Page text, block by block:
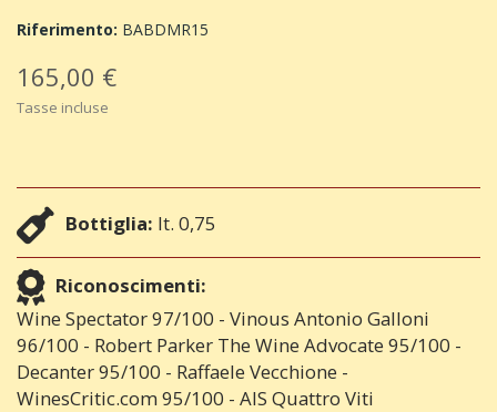
Riferimento: BABDMR15
165,00 €
Tasse incluse
Bottiglia: lt. 0,75
Riconoscimenti:
Wine Spectator 97/100 - Vinous Antonio Galloni
96/100 - Robert Parker The Wine Advocate 95/100 -
Decanter 95/100 - Raffaele Vecchione -
WinesCritic.com 95/100 - AIS Quattro Viti